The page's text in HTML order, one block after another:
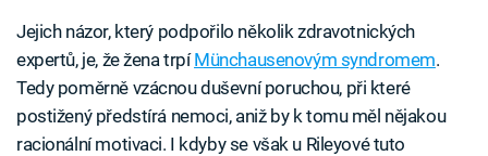
Jejich názor, který podpořilo několik zdravotnických
expertů, je, že žena trpíMünchausenovým syndromem.
Tedy poměrně vzácnou duševní poruchou, při které
postižený předstírá nemoci, aniž by k tomu měl nějakou
racionální motivaci. I kdyby se však u Rileyové tuto